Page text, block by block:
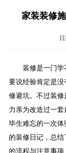
家装装修
装修是一门学
要说经验肯定是
修避坑。不过装
力亲为改造过一
毕生难忘的一次
的装修日记，总
的流程与注意事项